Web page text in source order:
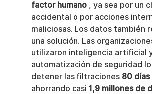
factor humano , ya sea por un
accidental o por acciones
maliciosas. Los datos también
una solución. Las
utilizaron inteligencia artificial
automatización de seguridad
detener las filtraciones 80 días
ahorrando casi 1,9 millones de